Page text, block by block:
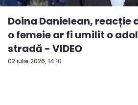
02 iulie 2026, 14:10
Doina Danielean, reacție
o femeie ar fi umilit o
stradă - VIDEO